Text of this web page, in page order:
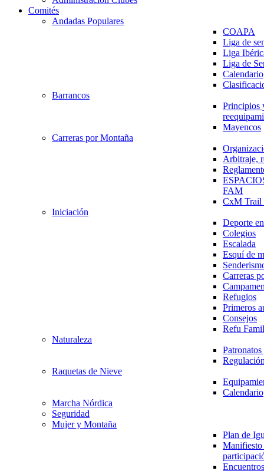
Comités
Andadas Populares
COAPA
Liga de
Liga
Liga de
Calendario
Barrancos
Principios
Mayencos
Carreras por Montaña
Arbitraje,
FAM
CxM
Iniciación
Deporte
Colegios
Escalada
Esquí de
Carreras
Refugios
Primeros
Consejos
Refu
Naturaleza
Raquetas de Nieve
Calendario
Marcha Nórdica
Seguridad
Mujer y Montaña
Plan de